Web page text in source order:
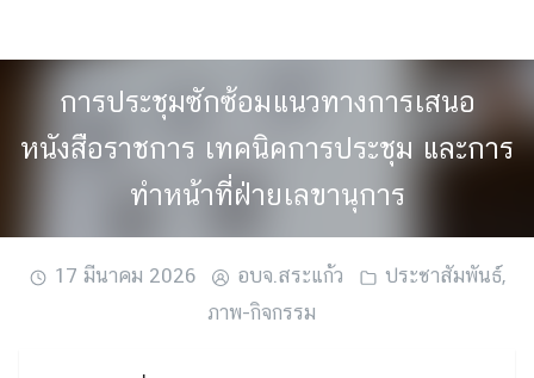
การประชุมซักซ้อมแนวทางการเสนอ
หนังสือราชการ เทคนิคการประชุม และการ
ทำหน้าที่ฝ่ายเลขานุการ
17 มีนาคม 2026 อบจ.สระแก้ว ประชาสัมพันธ์,
ภาพ-กิจกรรม